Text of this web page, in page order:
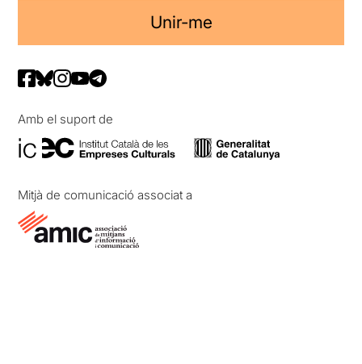
Unir-me
Amb el suport de
Mitjà de comunicació associat a